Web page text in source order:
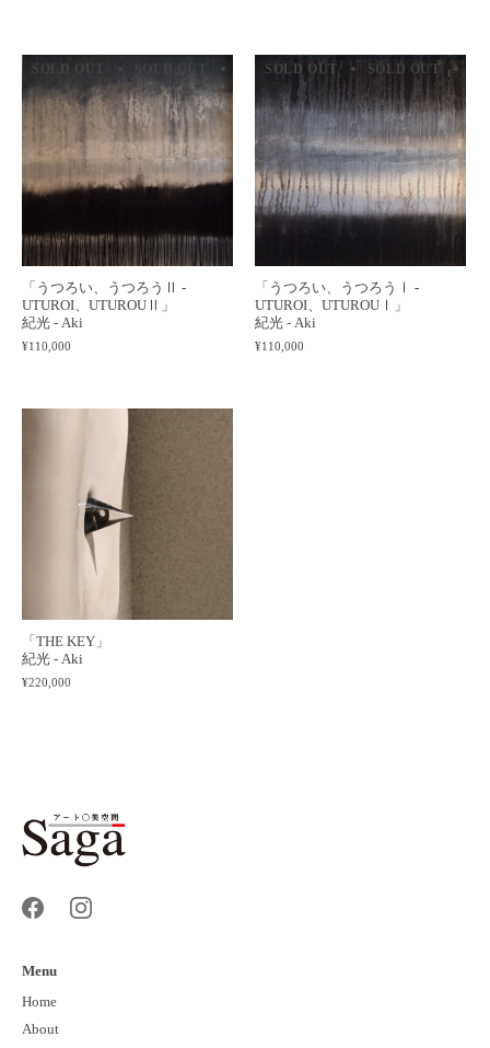
SOLD OUT SOLD OUT SOLD OUT SOLD OUT SOLD
「うつろい、うつろうⅡ -
UTUROI、UTUROUⅡ」
紀光 - Aki
¥110,000
SOLD OUT SOLD OUT
「うつろい、うつろうⅠ -
UTUROI、UTUROUⅠ」
紀光 - Aki
¥110,000
「THE KEY」
紀光 - Aki
¥220,000
Menu
Home
About